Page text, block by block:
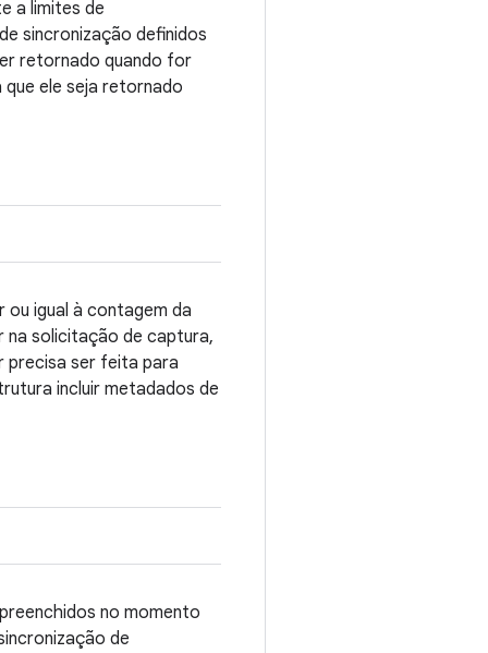
a limites de
sincronização definidos
retornado quando for
ele seja retornado
igual à contagem da
na solicitação de captura,
precisa ser feita para
incluir metadados de
no momento
de